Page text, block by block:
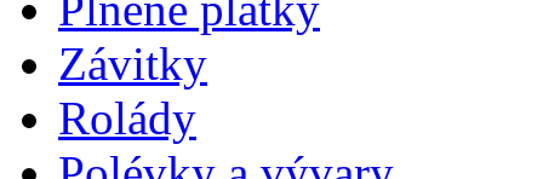
Závitky
Rolády